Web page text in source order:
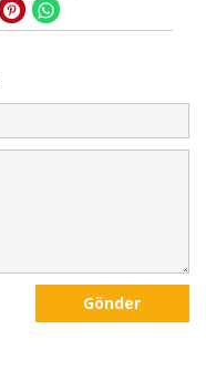
Gönder